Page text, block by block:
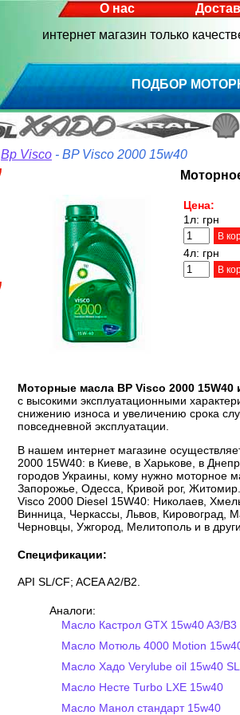
О нас
интернет магазин только
ПОДБОР
Bp Visco - BP Visco 2000 15w40
Цена:
1л: грн
В
4л: грн
В
Моторные масла BP Visco 2000 15W40
с высокими эксплуатационными
снижению износа и увеличению срока
повседневной эксплуатации.
В нашем интернет магазине
2000 15W40: в Киеве, в Харькове, в
городов Украины, кому нужно моторное
Запорожье, Одесса, Кривой рог,
Visco 2000 Diesel 15W40: Николаев,
Винница, Черкассы, Львов, Кировоград,
Черновцы, Ужгород, Мелитополь и в
Спецификации:
API SL/CF; ACEA A2/B2.
Аналоги:
Масло Кастрол GTX 15w40 A3/B3
Масло Мотюль 4000 Motion
Масло Хадо Verylube oil 15w40
Масло Несте Turbo LXE 15w40
Масло Манол стандарт 15w40